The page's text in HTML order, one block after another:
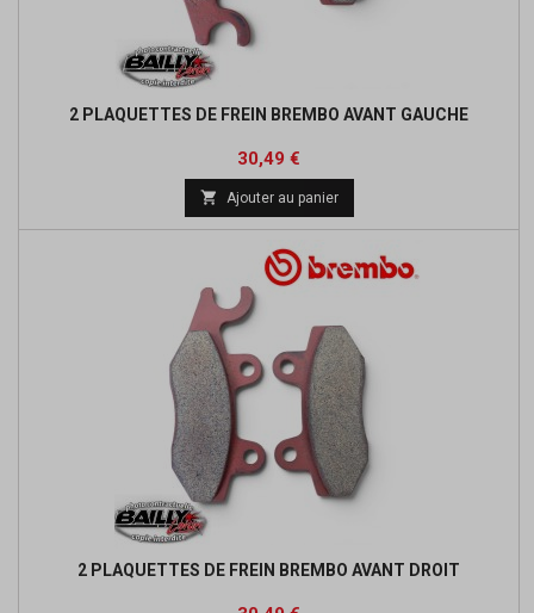
2 PLAQUETTES DE FREIN BREMBO AVANT GAUCHE
Prix
30,49 €
base
 Ajouter au panier
2 PLAQUETTES DE FREIN BREMBO AVANT DROIT